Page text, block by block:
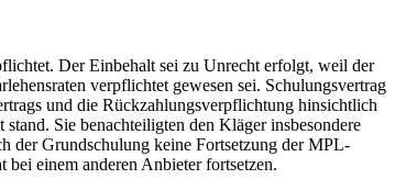
Der Einbehalt sei zu Unrecht erfolgt, weil der
verpflichtet gewesen sei. Schulungsvertrag
und die Rückzahlungsverpflichtung hinsichtlich
Sie benachteiligten den Kläger insbesondere
der Grundschulung keine Fortsetzung der MPL-
einem anderen Anbieter fortsetzen.